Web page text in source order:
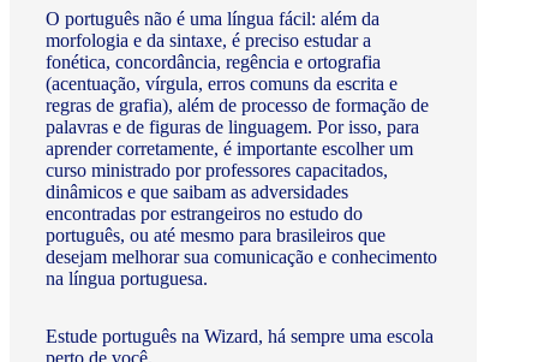
O português não é uma língua fácil: além da
morfologia e da sintaxe, é preciso estudar a
fonética, concordância, regência e ortografia
(acentuação, vírgula, erros comuns da escrita e
regras de grafia), além de processo de formação de
palavras e de figuras de linguagem. Por isso, para
aprender corretamente, é importante escolher um
curso ministrado por professores capacitados,
dinâmicos e que saibam as adversidades
encontradas por estrangeiros no estudo do
português, ou até mesmo para brasileiros que
desejam melhorar sua comunicação e conhecimento
na língua portuguesa.
Estude português na Wizard, há sempre uma escola